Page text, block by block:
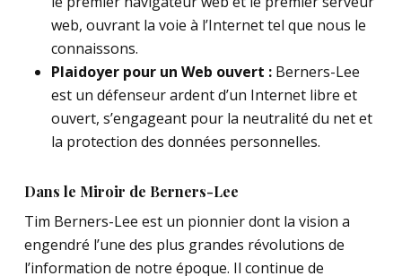
web, ouvrant la voie à l’Internet tel que nous le
connaissons.
Plaidoyer pour un Web ouvert :Berners-Lee
est un défenseur ardent d’un Internet libre et
ouvert, s’engageant pour la neutralité du net et
la protection des données personnelles.
Dans le Miroir de Berners-Lee
Tim Berners-Lee est un pionnier dont la vision a
engendré l’une des plus grandes révolutions de
l’information de notre époque. Il continue de